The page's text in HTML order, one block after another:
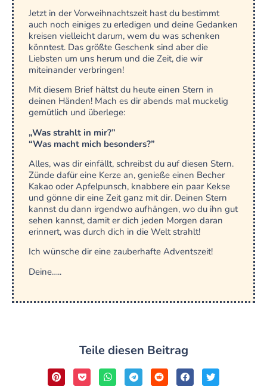
Jetzt in der Vorweihnachtszeit hast du bestimmt
auch noch einiges zu erledigen und deine Gedanken
kreisen vielleicht darum, wem du was schenken
könntest. Das größte Geschenk sind aber die
Liebsten um uns herum und die Zeit, die wir
miteinander verbringen!
Mit diesem Brief hältst du heute einen Stern in
deinen Händen! Mach es dir abends mal muckelig
gemütlich und überlege:
„Was strahlt in mir?”
“Was macht mich besonders?”
Alles, was dir einfällt, schreibst du auf diesen Stern.
Zünde dafür eine Kerze an, genieße einen Becher
Kakao oder Apfelpunsch, knabbere ein paar Kekse
und gönne dir eine Zeit ganz mit dir. Deinen Stern
kannst du dann irgendwo aufhängen, wo du ihn gut
sehen kannst, damit er dich jeden Morgen daran
erinnert, was durch dich in die Welt strahlt!
Ich wünsche dir eine zauberhafte Adventszeit!
Deine…..
Teile diesen Beitrag